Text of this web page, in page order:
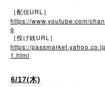
［配信URL ］
https://www.youtube.com/
g
［投げ銭URL ］
https://
1.html
6/17(木)